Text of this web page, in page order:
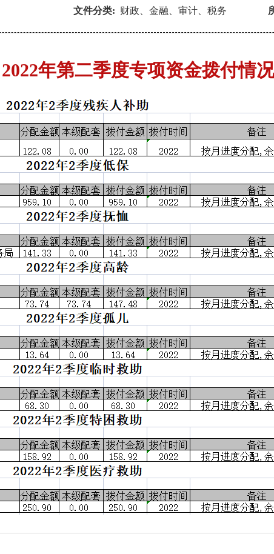
文件分类: 财政、金融、审计、税务
2022年第二季度专项资金拨付情况